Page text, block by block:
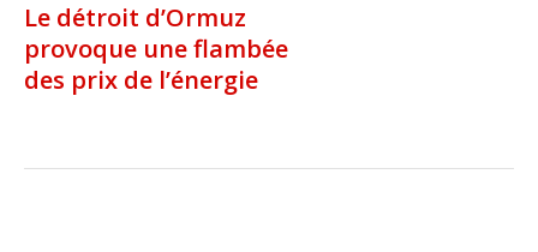
Le détroit d’Ormuz
provoque une flambée
des prix de l’énergie